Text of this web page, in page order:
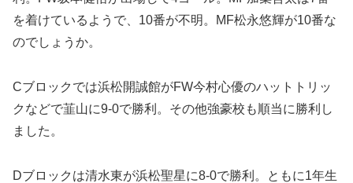
を着けているようで、10番が不明。MF松永悠輝が10番な
のでしょうか。
Cブロックでは浜松開誠館がFW今村心優のハットトリッ
クなどで韮山に9-0で勝利。その他強豪校も順当に勝利し
ました。
Dブロックは清水東が浜松聖星に8-0で勝利。ともに1年生